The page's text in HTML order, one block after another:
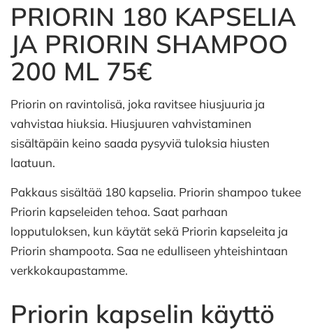
PRIORIN 180 KAPSELIA
JA PRIORIN SHAMPOO
200 ML 75€
Priorin on ravintolisä, joka ravitsee hiusjuuria ja
vahvistaa hiuksia. Hiusjuuren vahvistaminen
sisältäpäin keino saada pysyviä tuloksia hiusten
laatuun.
Pakkaus sisältää 180 kapselia. Priorin shampoo tukee
Priorin kapseleiden tehoa. Saat parhaan
lopputuloksen, kun käytät sekä Priorin kapseleita ja
Priorin shampoota. Saa ne edulliseen yhteishintaan
verkkokaupastamme.
Priorin kapselin käyttö